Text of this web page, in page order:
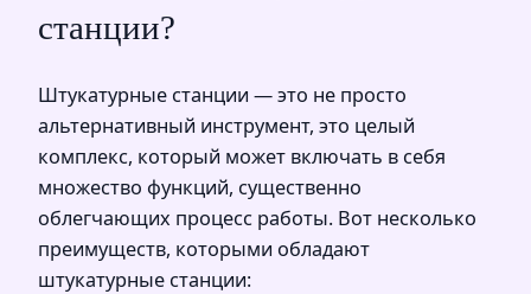
станции?
Штукатурные станции — это не просто
альтернативный инструмент, это целый
комплекс, который может включать в себя
множество функций, существенно
облегчающих процесс работы. Вот несколько
преимуществ, которыми обладают
штукатурные станции: